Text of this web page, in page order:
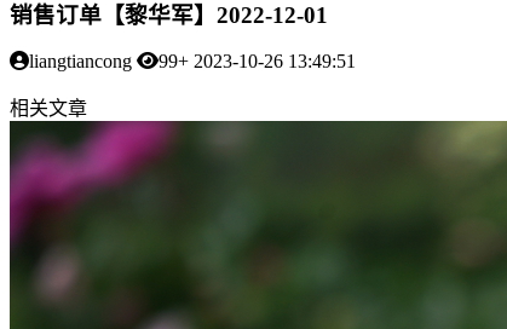
销售订单【黎华军】2022-12-01
liangtiancong 99+ 2023-10-26 13:49:51
相关文章